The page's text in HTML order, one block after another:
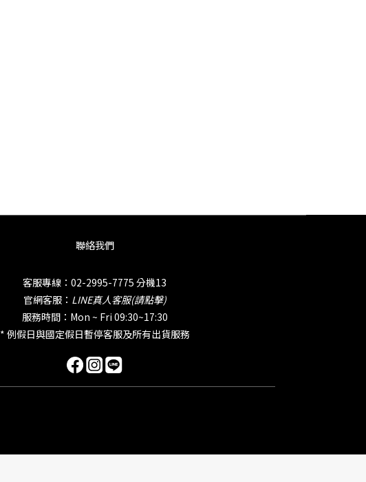
聯絡我們
客服專線：02-2995-7775 分機13
官網客服： LINE真人客服(請點擊)
服務時間：Mon ~ Fri 09:30~17:30
* 例假日與國定假日暫停客服及所有出貨服務